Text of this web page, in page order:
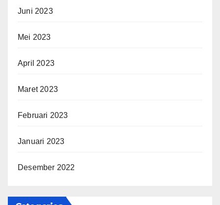
Juni 2023
Mei 2023
April 2023
Maret 2023
Februari 2023
Januari 2023
Desember 2022